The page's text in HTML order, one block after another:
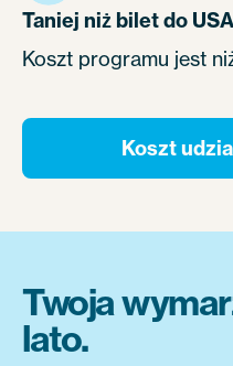
Taniej niż bilet do
Koszt programu jest
Koszt
Twoja
lato.